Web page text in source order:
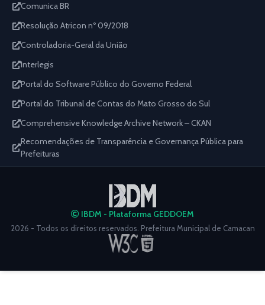
Comunica BR
Resolução Atricon nº 09/2018
Controladoria-Geral da União
Interlegis
Portal do Software Público do Governo Federal
Portal do Tribunal de Contas do Mato Grosso do Sul
Comprehensive Knowledge Archive Network – CKAN
Recomendações de Transparência e Governança Pública para
Prefeituras
IBDM - Plataforma GEDDOEM
2026 - Todos os direitos reservados. Prefeitura Municipal de Camacan